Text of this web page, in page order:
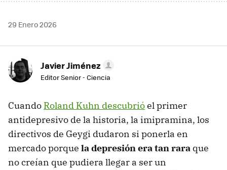
29 Enero 2026
Javier Jiménez
Editor Senior - Ciencia
Cuando Roland Kuhn descubrióel primer
antidepresivo de la historia, la imipramina, los
directivos de Geygi dudaron si ponerla en
mercado porque la depresión era tan rara que
no creían que pudiera llegar a ser un